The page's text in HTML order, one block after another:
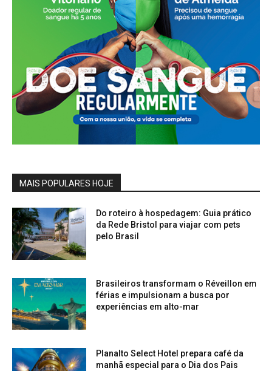
MAIS POPULARES HOJE
Do roteiro à hospedagem: Guia prático
da Rede Bristol para viajar com pets
pelo Brasil
Brasileiros transformam o Réveillon em
férias e impulsionam a busca por
experiências em alto-mar
Planalto Select Hotel prepara café da
manhã especial para o Dia dos Pais